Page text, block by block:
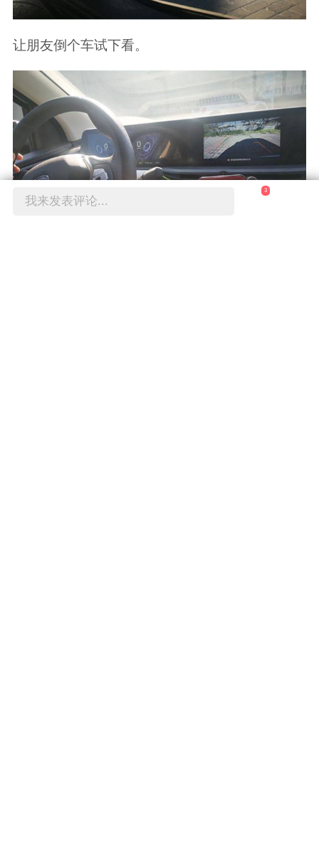
让朋友倒个车试下看。
我来发表评论...
3